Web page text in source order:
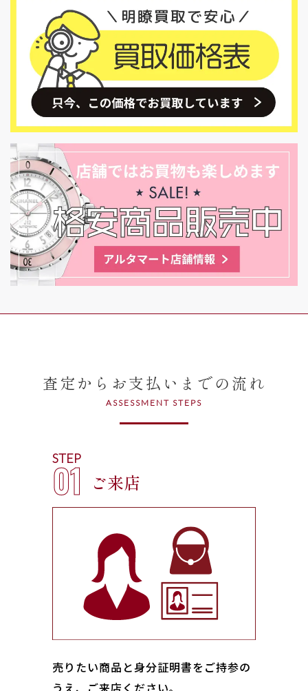
査定からお支払いまでの流れ
ASSESSMENT STEPS
STEP
01 ご来店
売りたい商品と身分証明書をご持参の
うえ、ご来店ください｡